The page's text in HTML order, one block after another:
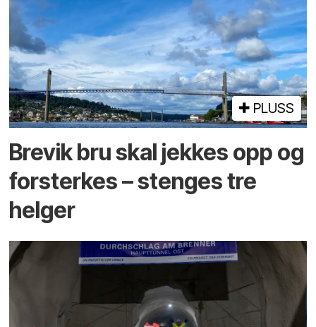
PLUSS
Brevik bru skal jekkes opp og
forsterkes – stenges tre
helger